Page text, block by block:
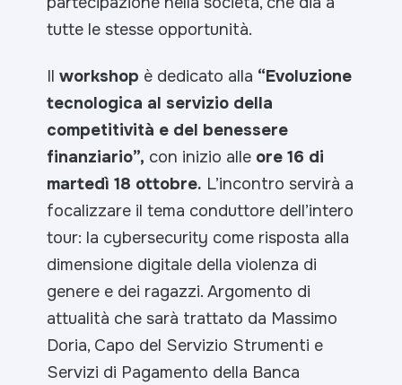
tutte le stesse opportunità.
Ilworkshop è dedicato alla “Evoluzione
tecnologica al servizio della
competitività e del benessere
finanziario”, con inizio alle ore 16 di
martedì 18 ottobre. L’incontro servirà a
focalizzare il tema conduttore dell’intero
tour: la cybersecurity come risposta alla
dimensione digitale della violenza di
genere e dei ragazzi. Argomento di
attualità che sarà trattato da Massimo
Doria, Capo del Servizio Strumenti e
Servizi di Pagamento della Banca